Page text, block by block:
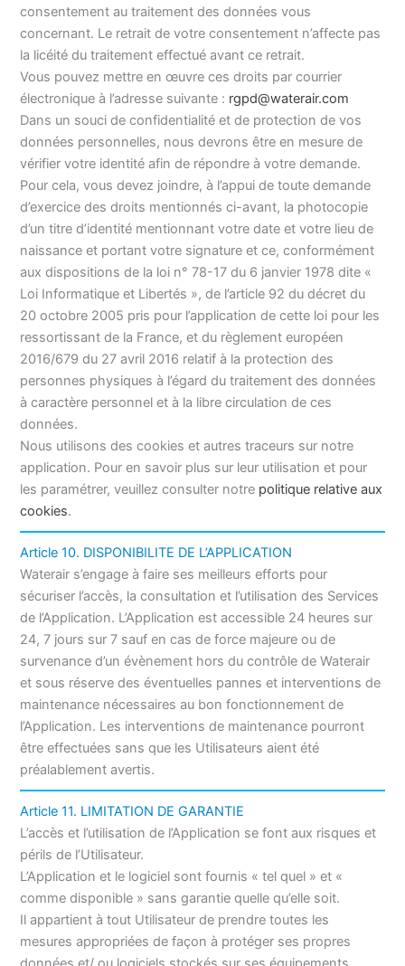
consentement au traitement des données vous
concernant. Le retrait de votre consentement n’affecte pas
la licéité du traitement effectué avant ce retrait.
Vous pouvez mettre en œuvre ces droits par courrier
électronique à l’adresse suivante : rgpd@waterair.com
Dans un souci de confidentialité et de protection de vos
données personnelles, nous devrons être en mesure de
vérifier votre identité afin de répondre à votre demande.
Pour cela, vous devez joindre, à l’appui de toute demande
d’exercice des droits mentionnés ci-avant, la photocopie
d’un titre d’identité mentionnant votre date et votre lieu de
naissance et portant votre signature et ce, conformément
aux dispositions de la loi n° 78-17 du 6 janvier 1978 dite «
Loi Informatique et Libertés », de l’article 92 du décret du
20 octobre 2005 pris pour l’application de cette loi pour les
ressortissant de la France, et du règlement européen
2016/679 du 27 avril 2016 relatif à la protection des
personnes physiques à l’égard du traitement des données
à caractère personnel et à la libre circulation de ces
données.
Nous utilisons des cookies et autres traceurs sur notre
application. Pour en savoir plus sur leur utilisation et pour
les paramétrer, veuillez consulter notre politique relative aux
cookies.
Article 10. DISPONIBILITE DE L’APPLICATION
Waterair s’engage à faire ses meilleurs efforts pour
sécuriser l’accès, la consultation et l’utilisation des Services
de l’Application. L’Application est accessible 24 heures sur
24, 7 jours sur 7 sauf en cas de force majeure ou de
survenance d’un évènement hors du contrôle de Waterair
et sous réserve des éventuelles pannes et interventions de
maintenance nécessaires au bon fonctionnement de
l’Application. Les interventions de maintenance pourront
être effectuées sans que les Utilisateurs aient été
préalablement avertis.
Article 11. LIMITATION DE GARANTIE
L’accès et l’utilisation de l’Application se font aux risques et
périls de l’Utilisateur.
L’Application et le logiciel sont fournis « tel quel » et «
comme disponible » sans garantie quelle qu’elle soit.
Il appartient à tout Utilisateur de prendre toutes les
mesures appropriées de façon à protéger ses propres